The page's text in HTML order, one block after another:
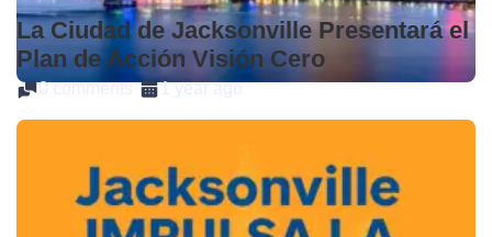
La Ciudad de Jacksonville Presentará el
Plan de Acción Visión Cero
0 comments 1 year ago